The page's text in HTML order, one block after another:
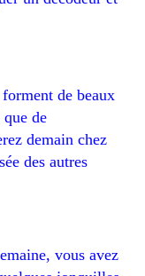
de beaux
de
demain chez
des autres
vous avez